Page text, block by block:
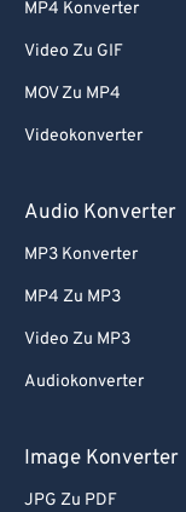
MP4 Konverter
Video Zu GIF
MOV Zu MP4
Videokonverter
Audio Konverter
MP3 Konverter
MP4 Zu MP3
Video Zu MP3
Audiokonverter
Image Konverter
JPG Zu PDF